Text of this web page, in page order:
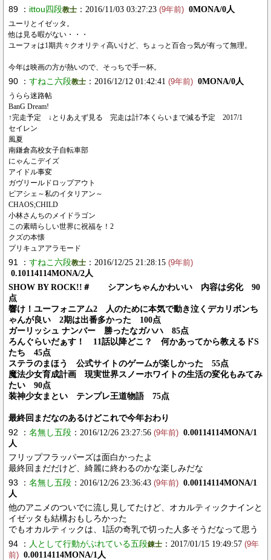
89 ： ittou四段教士 ：2016/11/03 03:27:23 (9年前) 0MONA/0人
ユーリとイゼッタ。
他は見る暇がない・・・
ユーフォは1期共々クオリティ高いけど、ちょっと百合っ気が有って無理。
今年は映画の方が熱いので、そっちで手一杯。
90 ： すねこ六段教士 ：2016/12/12 01:42:41 (9年前) 0MONA/0人
うらら迷路帖
BanG Dream!
↑完走予定 ↓とりあえず見る 完走は計7本くらいまで減る予定 2017/1
セイレン
風夏
南鎌倉高校女子自転車部
にゃんこデイズ
アイドル事変
ガヴリールドロップアウト
ピアシェ～私のイタリアン～
CHAOS;CHILD
小林さんちのメイドラゴン
この素晴らしい世界に祝福を！2
クズの本懐
プリキュアアラモード
91 ： すねこ六段教士 ：2016/12/25 21:28:15 (9年前)
0.10114114MONA/2人
SHOW BY ROCK!!＃ シアンちゃんかわいい 内容は劣化 90
点
響け！ユーフォニアム2 人のために本気で動き泣くデカリボンち
ゃんが良い 2期は出番多かった 100点
ガーリッシュ ナンバー 勝ったなガハハ 85点
ろんぐらいだぁす！ 11話以降どこ？ 何かあってから教えるドS
たち 45点
ステラのまほう 公式サイトのゲームが楽しかった 55点
魔法少女育成計画 現実世界スノーホワイトの生活の変化もみてみ
たい 90点
装神少女まとい テンプレ王道物語 75点
最終回まだなのあるけどこれで今年おわり
92 ： 名無し五段 ：2016/12/26 23:27:56 (9年前) 0.00114114MONA/1
人
フリップフラッパーズは面白かったよ
最終回まだだけど、綺麗に終わるのかな楽しみだな
93 ： 名無し五段 ：2016/12/26 23:36:43 (9年前) 0.00114114MONA/1
人
他のアニメのついでに流し見してたけど、オカルティックナインと
イゼッタも結構おもしろかった
でもオカルティックは、1話の奇乳で切った人多そうだなって思う
94 ： 人として行動がぶれている五段錬士 ：2017/01/15 19:49:57 (9年
前) 0.00114114MONA/1人